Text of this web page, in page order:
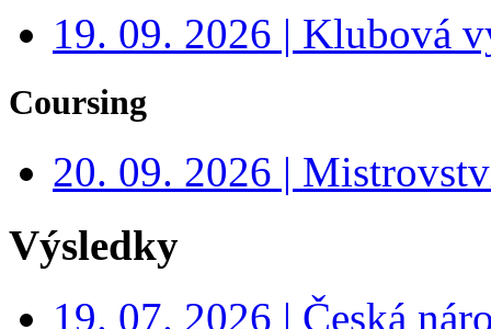
19. 09. 2026 | Klubová
Coursing
20. 09. 2026 |
Výsledky
19. 07. 2026 | Česká